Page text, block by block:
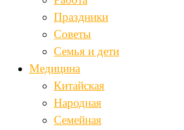
Праздники
Советы
Семья и дети
Медицина
Китайская
Народная
Семейная